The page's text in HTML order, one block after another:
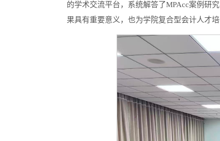
的学术交流平台，系统解答了MPAcc案例研
果具有重要意义，也为学院复合型会计人才